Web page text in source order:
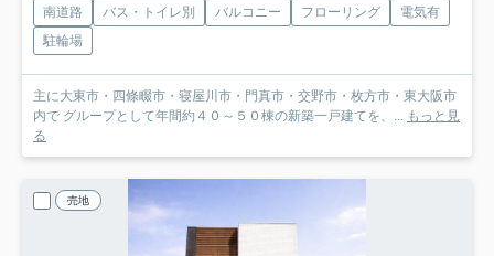
南道路 バス・トイレ別 バルコニー フローリング
電気有
駐輪場
主に大東市・四條畷市・寝屋川市・門真市・交野市・枚方市・東大阪市
内で グループとして年間約４０～５０棟の新築一戸建てを、... もっと見
る
売地